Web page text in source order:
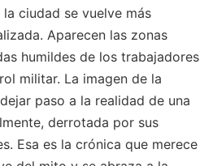
ciudad se vuelve más
Aparecen las zonas
humildes de los trabajadores
militar. La imagen de la
paso a la realidad de una
derrotada por sus
Esa es la crónica que merece